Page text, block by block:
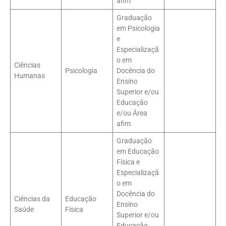
Ciências
Humanas
Psicologia
Graduação
em Psicologia
e
Especializaçã
o em
Docência do
Ensino
Superior e/ou
Educação
e/ou Área
afim
Ciências da
Saúde
Educação
Física
Graduação
em Educação
Física e
Especializaçã
o em
Docência do
Ensino
Superior e/ou